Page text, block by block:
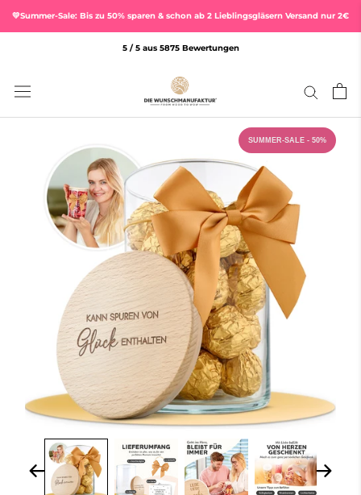
Direkt💛Summer-Sale: Bis zu 50% sparen & schon ab 2 Lieblingsgläsern Versand nur 2€
5 / 5 aus 5875 Bewertungen
SUMMER-SALE - 50%